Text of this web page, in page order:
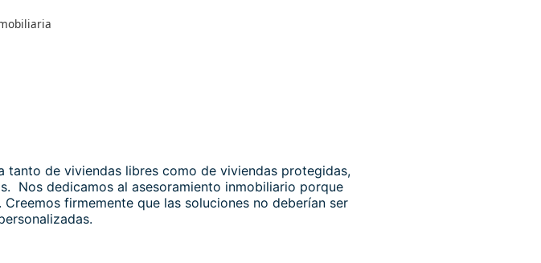
tanto de viviendas libres como de viviendas protegidas,
Nos dedicamos al asesoramiento inmobiliario porque
firmemente que las soluciones no deberían ser